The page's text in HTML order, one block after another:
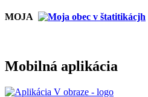
MOJA
Mobilná aplikácia